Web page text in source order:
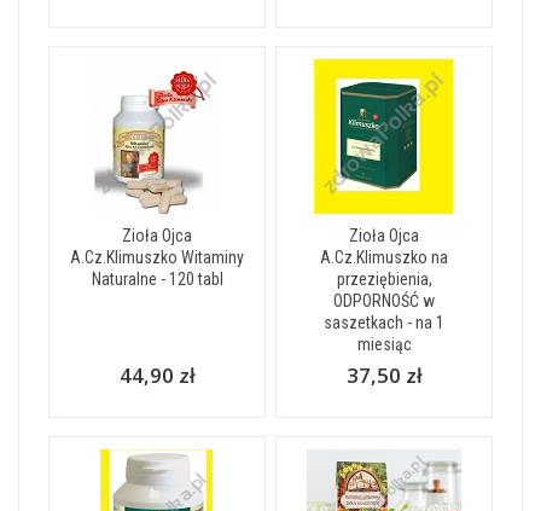
Zioła Ojca
A.Cz.Klimuszko Witaminy
Naturalne - 120 tabl
44,90 zł
Zioła Ojca
A.Cz.Klimuszko na
przeziębienia,
ODPORNOŚĆ w
saszetkach - na 1
miesiąc
37,50 zł